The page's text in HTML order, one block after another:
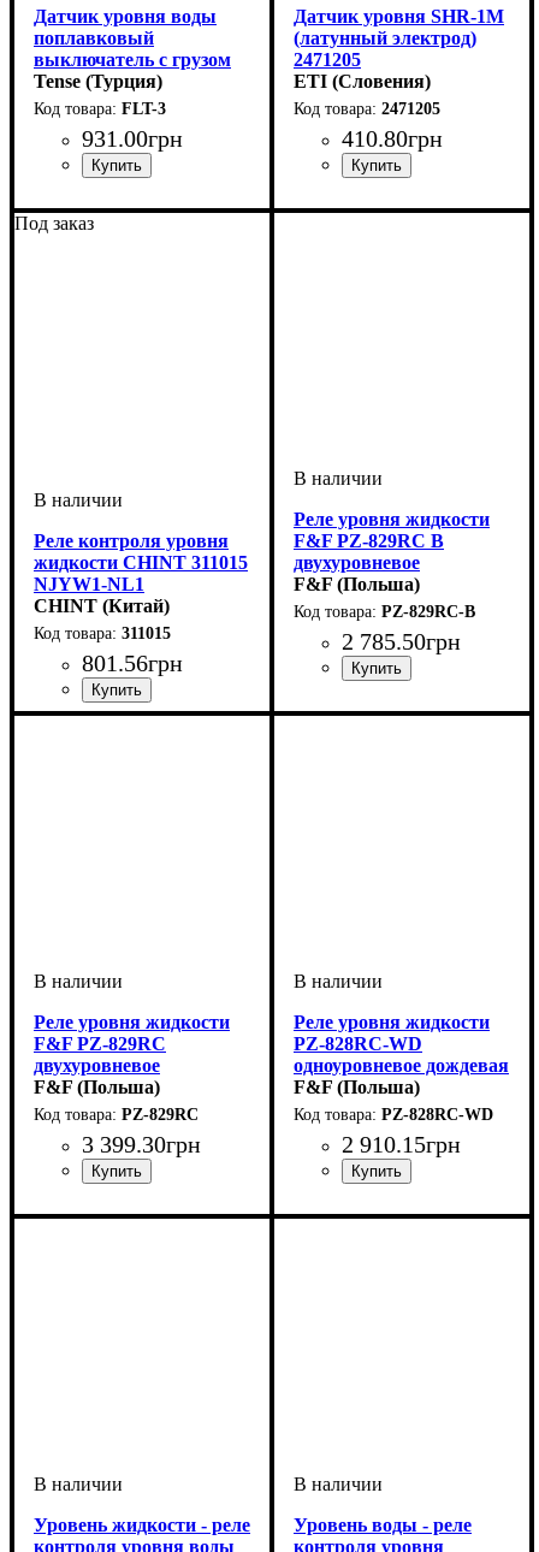
Датчик уровня воды
поплавковый
выключатель с грузом
для накопительного
бака 3 метра
Tense (Турция)
FLT-3
931.00грн
Датчик уровня SHR-1M
(латунный электрод)
2471205
ETI (Словения)
2471205
410.80грн
контроля и управления
Контроллеры для систем
Под заказ
Реле контроля уровня
жидкости CHINT 311015
NJYW1-NL1
AC110V/220V
CHINT (Китай)
311015
801.56грн
Монтаж: на DIN-рейку 35
Устройство: реле
Тип контроллера: Реле
Область применения:
Серия: NJYW
Реле уровня жидкости
F&F PZ-829RC B
двухуровневое
F&F (Польша)
PZ-829RC-B
2 785.50грн
Контроллеры для систем
Реле уровня жидкости
F&F PZ-829RC
двухуровневое
F&F (Польша)
PZ-829RC
3 399.30грн
мм
Контроллеры для систем
Реле уровня жидкости
PZ-828RC-WD
одноуровневое дождевая
вода
F&F (Польша)
PZ-828RC-WD
2 910.15грн
мм
Контроллеры для систем
Уровень жидкости - реле
контроля уровня воды
Уровень воды - реле
контроля уровня